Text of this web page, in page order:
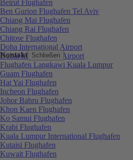
Kontakt Schließen
Beirut Flughafen
Ben Gurion Flughafen Tel Aviv
Chiang Mai Flughafen
Chiang Rai Flughafen
Chitose Flughafen
Doha International Airport
Dubai International Airport
Flughafen Langkawi Kuala Lumpur
Guam Flughafen
Hat Yai Flughafen
Incheon Flughafen
Johor Bahru Flughafen
Khon Kaen Flughafen
Ko Samui Flughafen
Krabi Flughafen
Kuala Lumpur International Flughafen
Kutaisi Flughafen
Kuwait Flughafen